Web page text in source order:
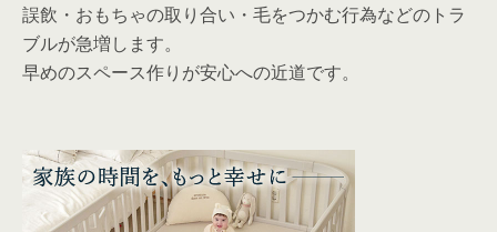
誤飲・おもちゃの取り合い・毛をつかむ行為などのトラ
ブルが急増します。
早めのスペース作りが安心への近道です。